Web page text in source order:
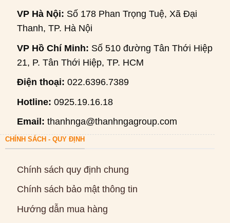
VP Hà Nội: Số 178 Phan Trọng Tuệ, Xã Đại
Thanh, TP. Hà Nội
VP Hồ Chí Minh: Số 510 đường Tân Thới Hiệp
21, P. Tân Thới Hiệp, TP. HCM
Điện thoại: 022.6396.7389
Hotline: 0925.19.16.18
Email: thanhnga@thanhngagroup.com
CHÍNH SÁCH - QUY ĐỊNH
Chính sách quy định chung
Chính sách bảo mật thông tin
Hướng dẫn mua hàng